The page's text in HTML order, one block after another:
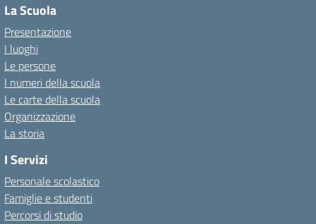
La Scuola
Presentazione
I luoghi
Le persone
I numeri della scuola
Le carte della scuola
Organizzazione
La storia
I Servizi
Personale scolastico
Famiglie e studenti
Percorsi di studio